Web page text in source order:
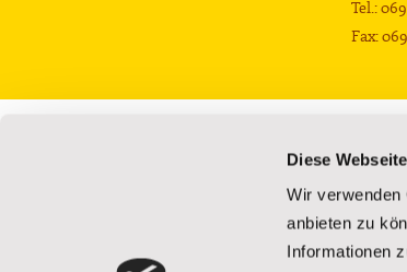
Diese
Wir verwenden
anbieten zu
Informationen
Tel.:
Fax:
Was die Projekte bewirken
Die